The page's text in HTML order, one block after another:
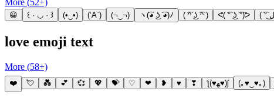
More (52+)
😀 ꒰ · ◡ · ꒱ (•‿•) (‘A`) (¬‿¬) ヽ(͡◕ ͜ʖ ͡◕)ﾉ ( ͡^ ͜ʖ ͡^ ) ᕙ( ͡° ͜ʖ ͡°)ᕗ
love emoji text
More (58+)
❤️ 💘 💑 💕 💞 💖 💝 ♡ ❤ ❥ ♥ ❣ ƪ(♥ﻬ♥)ʃ (｡♥‿♥｡)